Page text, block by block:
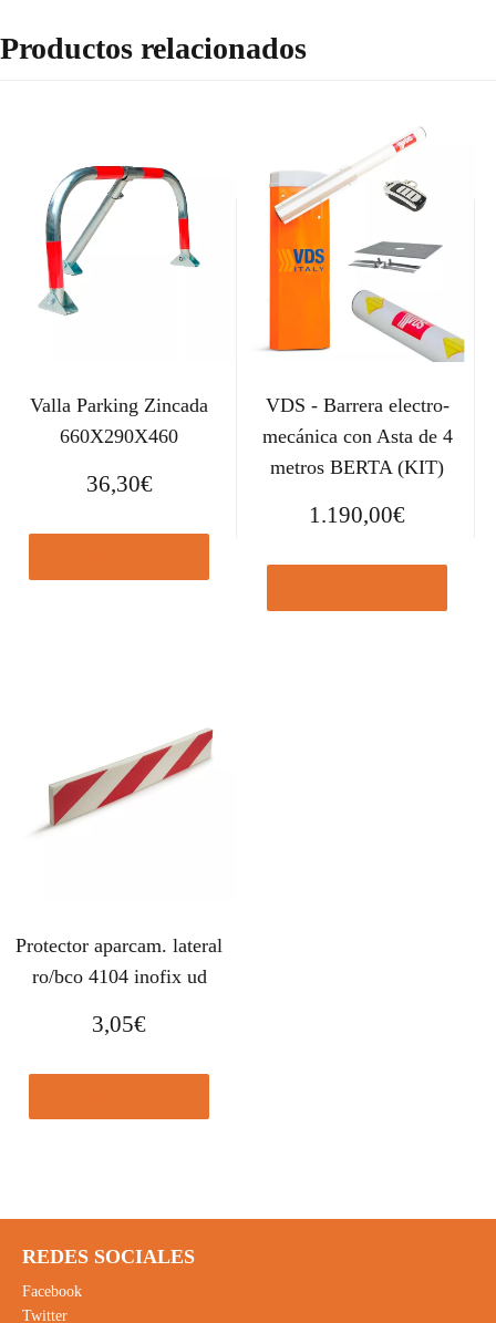
Productos relacionados
Valla Parking Zincada
660X290X460
36,30€
VDS - Barrera electro-
mecánica con Asta de 4
metros BERTA (KIT)
1.190,00€
Protector aparcam. lateral
ro/bco 4104 inofix ud
3,05€
REDES SOCIALES
Facebook
Twitter